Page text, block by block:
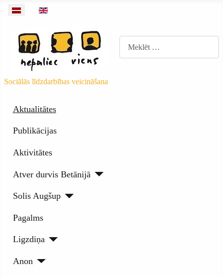
Izvēlieties valodu
Sociālās līdzdarbības veicināšana
Aktualitātes
Publikācijas
Aktivitātes
Atver durvis Betānijā
Solis Augšup
Pagalms
Ligzdiņa
Anon